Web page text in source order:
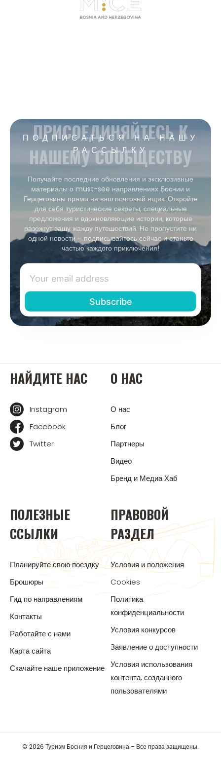
ПОДПИСАТЬСЯ НА НАШУ
РАССЫЛКУ
ПРИСОЕДИНЯЙТЕСЬ К
НАШЕМУ СООБЩЕСТВУ
Получайте последние обновления и эксклюзивные
материалы о must-see направлениях Боснии и
Герцеговины прямо на ваш почтовый ящик. Откройте
для себя туристические секреты, специальные
предложения и вдохновляющие истории, которые
разожгут вашу жажду путешествий. Не пропустите ни
одной новости – подписывайтесь сейчас и станьте
частью каждого приключения!
НАЙДИТЕ НАС
Instagram
Facebook
Twitter
О НАС
О нас
Блог
Партнеры
Видео
Бренд и Медиа Хаб
ПОЛЕЗНЫЕ
ССЫЛКИ
Планируйте свою поездку
Брошюры
Гид по направлениям
Контакты
Работайте с нами
Карта сайта
Скачайте наше приложение
ПРАВОВОЙ
РАЗДЕЛ
Условия и положения
Cookies
Политика
конфиденциальности
Условия конкурсов
Заявление о доступности
Условия использования
контента, созданного
пользователями
© 2026 Туризм Босния и Герцеговина – Все права защищены.